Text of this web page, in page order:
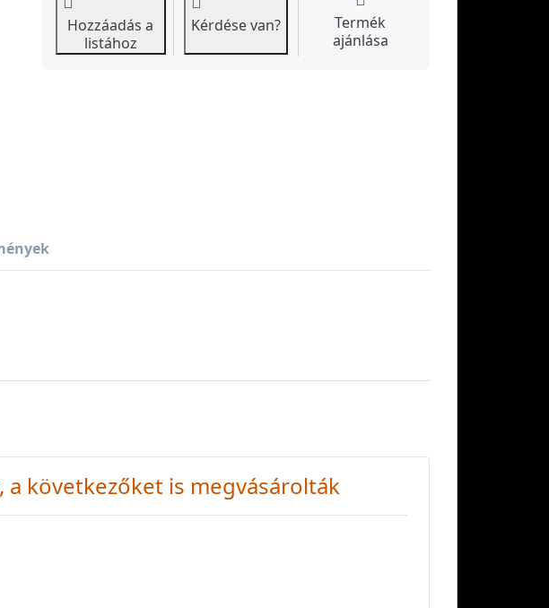
Hozzáadás a
listához
Kérdése van?
Termék
ajánlása
következőket is megvásárolták